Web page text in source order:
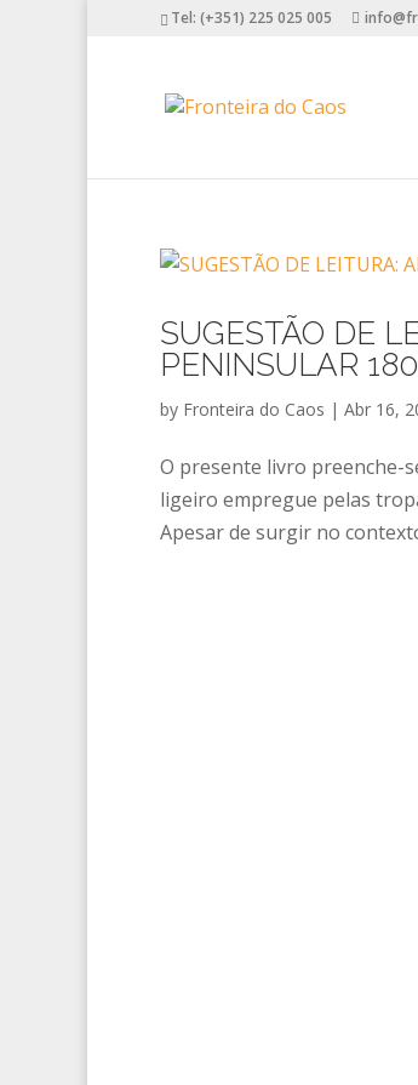
Tel: (+351) 225 025 005
SUGESTÃO DE
PENINSULAR
by Fronteira do Caos | Abr 16,
O presente livro preenche-
ligeiro empregue pelas
Apesar de surgir no